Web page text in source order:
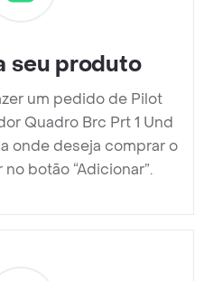
seu produto
um pedido de Pilot
Quadro Brc Prt 1 Und
onde deseja comprar o
botão “Adicionar”.